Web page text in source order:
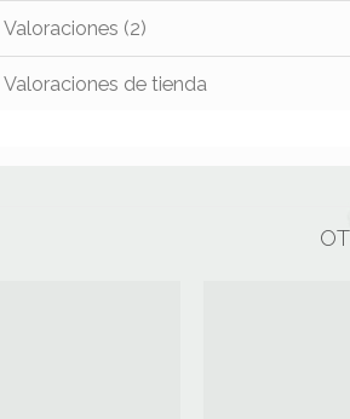
Valoraciones (2)
Valoraciones de tienda